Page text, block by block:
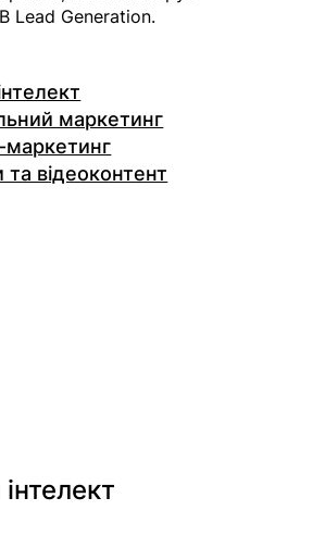
Lead Generation.
маркетинг
та відеоконтент